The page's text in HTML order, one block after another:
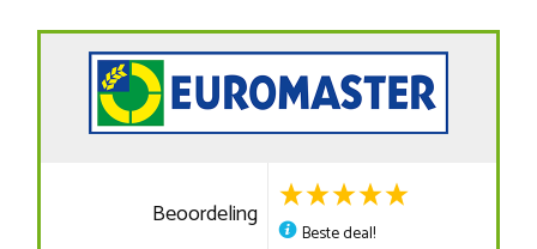
Beoordeling
Beste deal!